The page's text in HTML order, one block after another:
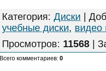
Категория: Диски
учебные диски, видео
Просмотров: 11568
Всего комментариев: 0